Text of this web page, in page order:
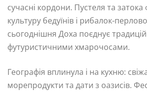
сучасні кордони. Пустеля та
культуру бедуїнів і рибалок-
сьогоднішня Доха поєднує
футуристичними хмарочосами.
Географія вплинула і на кухню:
морепродукти та дати з оазисів.